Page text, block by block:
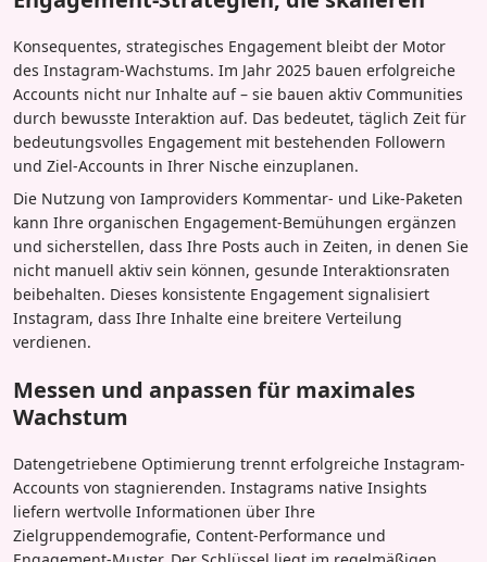
Konsequentes, strategisches Engagement bleibt der Motor
des Instagram-Wachstums. Im Jahr 2025 bauen erfolgreiche
Accounts nicht nur Inhalte auf – sie bauen aktiv Communities
durch bewusste Interaktion auf. Das bedeutet, täglich Zeit für
bedeutungsvolles Engagement mit bestehenden Followern
und Ziel-Accounts in Ihrer Nische einzuplanen.
Die Nutzung von Iamproviders Kommentar- und Like-Paketen
kann Ihre organischen Engagement-Bemühungen ergänzen
und sicherstellen, dass Ihre Posts auch in Zeiten, in denen Sie
nicht manuell aktiv sein können, gesunde Interaktionsraten
beibehalten. Dieses konsistente Engagement signalisiert
Instagram, dass Ihre Inhalte eine breitere Verteilung
verdienen.
Messen und anpassen für maximales
Wachstum
Datengetriebene Optimierung trennt erfolgreiche Instagram-
Accounts von stagnierenden. Instagrams native Insights
liefern wertvolle Informationen über Ihre
Zielgruppendemografie, Content-Performance und